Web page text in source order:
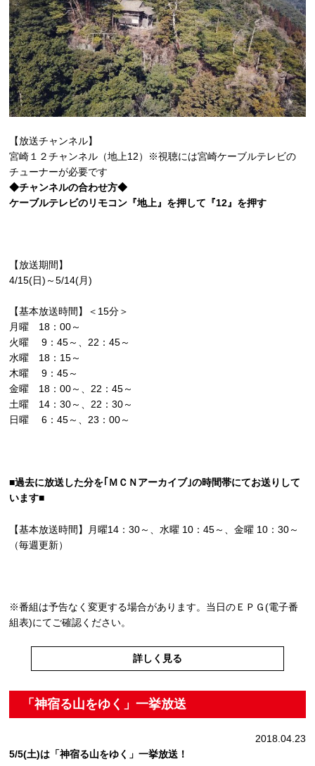
【放送チャンネル】
宮崎１２チャンネル（地上12）※視聴には宮崎ケーブルテレビの
チューナーが必要です
◆チャンネルの合わせ方◆
ケーブルテレビのリモコン『地上』を押して『12』を押す
【放送期間】
4/15(日)～5/14(月)
【基本放送時間】＜15分＞
月曜 18：00～
火曜 9：45～、22：45～
水曜 18：15～
木曜 9：45～
金曜 18：00～、22：45～
土曜 14：30～、22：30～
日曜 6：45～、23：00～
■過去に放送した分を｢ＭＣＮアーカイブ｣の時間帯にてお送りして
います■
【基本放送時間】月曜14：30～、水曜 10：45～、金曜 10：30～
（毎週更新）
※番組は予告なく変更する場合があります。当日のＥＰＧ(電子番
組表)にてご確認ください。
詳しく見る
「神宿る山をゆく」一挙放送
2018.04.23
5/5(土)は「神宿る山をゆく」一挙放送！